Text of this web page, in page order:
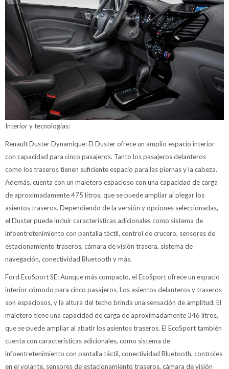
Interior y tecnologias:
Renault Duster Dynamique: El Duster ofrece un amplio espacio interior
con capacidad para cinco pasajeros. Tanto los pasajeros delanteros
como los traseros tienen suficiente espacio para las piernas y la cabeza.
Además, cuenta con un maletero espacioso con una capacidad de carga
de aproximadamente 475 litros, que se puede ampliar al plegar los
asientos traseros. Dependiendo de la versión y opciones seleccionadas,
el Duster puede incluir características adicionales como sistema de
infoentretenimiento con pantalla táctil, control de crucero, sensores de
estacionamiento traseros, cámara de visión trasera, sistema de
navegación, conectividad Bluetooth y más.
Ford EcoSport SE: Aunque más compacto, el EcoSport ofrece un espacio
interior cómodo para cinco pasajeros. Los asientos delanteros y traseros
son espaciosos, y la altura del techo brinda una sensación de amplitud. El
maletero tiene una capacidad de carga de aproximadamente 346 litros,
que se puede ampliar al abatir los asientos traseros. El EcoSport también
cuenta con características adicionales, como sistema de
infoentretenimiento con pantalla táctil, conectividad Bluetooth, controles
en el volante, sensores de estacionamiento traseros, cámara de visión